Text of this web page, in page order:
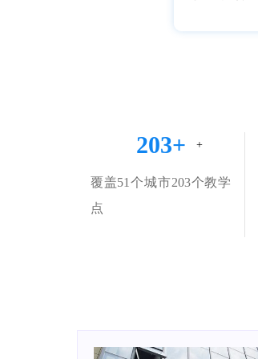
203+
覆盖51个城市203个教学
点